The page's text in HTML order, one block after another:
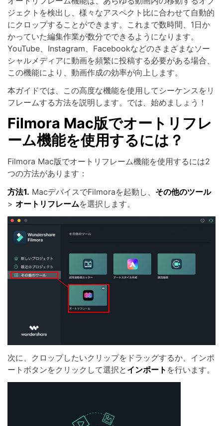
ジェクトを検出し、様々なアスペクト比に合わせて自動的
にクロップすることができます。これまで数時間、1日か
かっていた編集作業が数分でできるようになります。
YouTube、Instagram、Facebookなどのさまざまなソー
シャルメディアに動画を頻繁に投稿する必要がある場合、
この機能により、動画作成の効率が向上します。
本ガイドでは、この高度な機能を使用してシーケンスをリ
フレームする方法を説明します。では、始めましょう！
Filmora Mac版でオートリフレ
ーム機能を使用するには？
Filmora Mac版でオートリフレーム機能を使用するには2
つの方法があります：
方法1. MacデバイスでFilmoraを起動し、 その他のツール
> オートリフレームを選択します。
次に、クロップしたいクリップをドラッグするか、インポ
ートボタンをクリックして選択と インポート を行います。